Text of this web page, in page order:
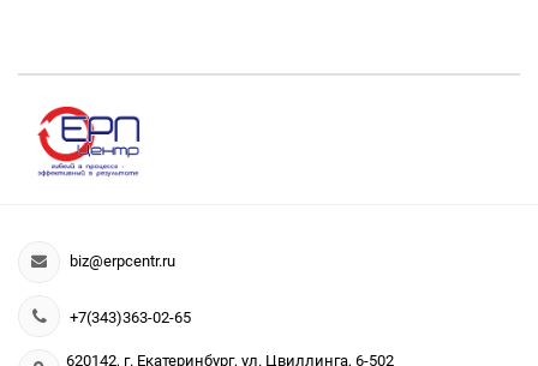
biz@erpcentr.ru
+7(343)363-02-65
620142, г. Екатеринбург, ул. Цвиллинга, 6-502